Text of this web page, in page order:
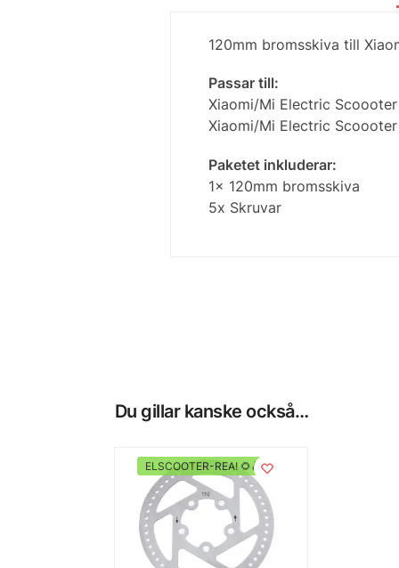
120mm bromsskiva till
Passar till:
Xiaomi/Mi Electric
Xiaomi/Mi Electric
Paketet inkluderar:
1x 120mm bromsskiva
5x Skruvar
Du gillar kanske också…
ELSCOOTER-REA! 🌻🛴